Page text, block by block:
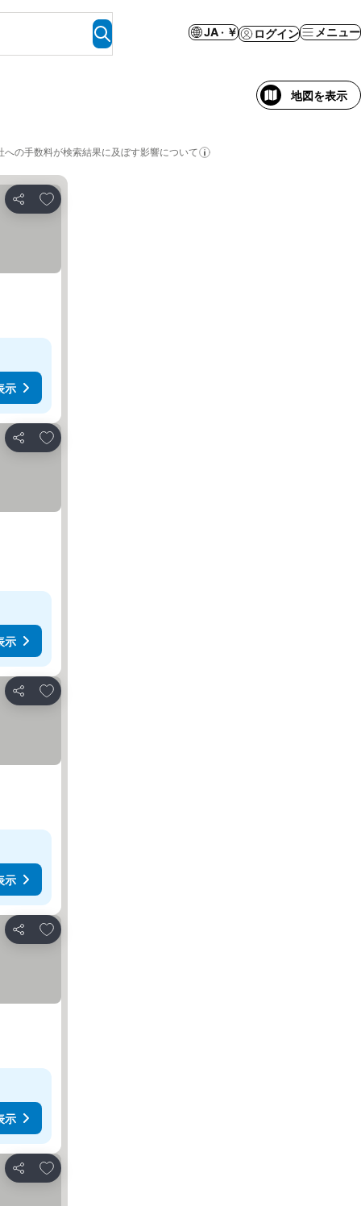
JA · ￥ ログイン メニュー
地図を表示
への手数料が検索結果に及ぼす影響について
シェア
お気に入りに追加
示
シェア
お気に入りに追加
示
シェア
お気に入りに追加
示
シェア
お気に入りに追加
示
シェア
お気に入りに追加